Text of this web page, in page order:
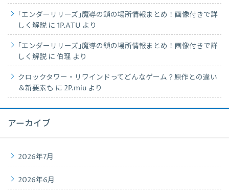
｢エンダーリリーズ｣魔導の鎖の場所情報まとめ！画像付きで詳
しく解説 に 1P.ATU より
｢エンダーリリーズ｣魔導の鎖の場所情報まとめ！画像付きで詳
しく解説 に 伯理 より
クロックタワー・リワインドってどんなゲーム？原作との違い
＆新要素も に 2P.miu より
アーカイブ
2026年7月
2026年6月